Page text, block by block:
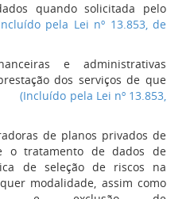
quando solicitada pelo
pela Lei nº 13.853, de
e administrativas
dos serviços de que
(Incluído pela Lei nº 13.853,
de planos privados de
o tratamento de dados de
de seleção de riscos na
modalidade, assim como